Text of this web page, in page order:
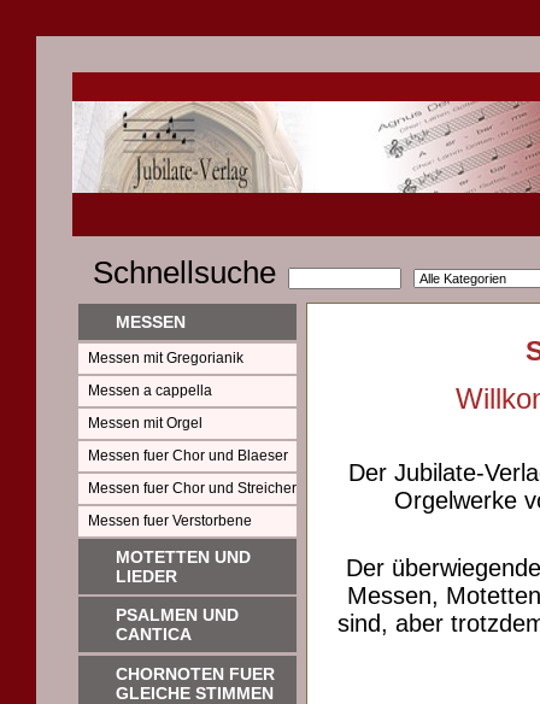
Schnellsuche
MESSEN
Messen mit Gregorianik
Messen a cappella
Messen mit Orgel
Messen fuer Chor und Blaeser
Messen fuer Chor und Streicher
Messen fuer Verstorbene
MOTETTEN UND
LIEDER
PSALMEN UND
CANTICA
CHORNOTEN FUER
GLEICHE STIMMEN
Der Jubilate-
Orgelwerke
Der
Messen,
sind, aber